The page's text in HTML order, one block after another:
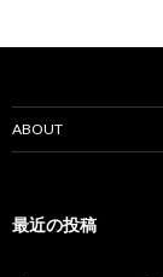
ー
ョ
ABOUT
最近の投稿